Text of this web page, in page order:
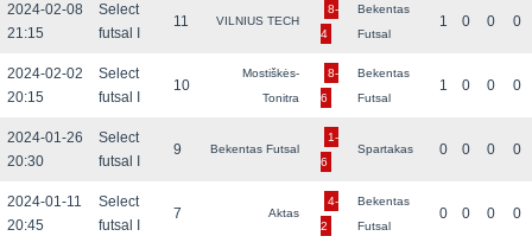
2024-02-08
21:15
Select
futsal I
11 VILNIUS TECH
8-
4
Bekentas
Futsal
1 0 0 0
2024-02-02
20:15
Select
futsal I
10
Mostiškės-
Tonitra
8-
6
Bekentas
Futsal
1 0 0 0
2024-01-26
20:30
Select
futsal I
9 Bekentas Futsal
1-
6
Spartakas 0 0 0 0
2024-01-11
20:45
Select
futsal I
7 Aktas
4-
2
Bekentas
Futsal
0 0 0 0